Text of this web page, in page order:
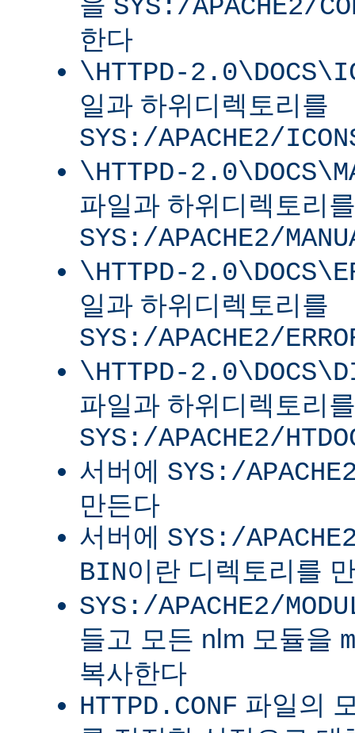
SYS:/APACHE2/
한다
\HTTPD-
일과 하위디렉토리를
SYS:/APACHE2/
\HTTPD-
파일과 하위디렉토리를
SYS:/APACHE2/
\HTTPD-
일과 하위디렉토리를
SYS:/APACHE2/
\HTTPD-
파일과 하위디렉토리를
SYS:/APACHE2/
서버에 SYS:/
만든다
서버에 SYS:/
BIN이란 디렉토리를
SYS:/APACHE2/
들고 모든 nlm 모듈을
복사한다
HTTPD.CONF 파일의